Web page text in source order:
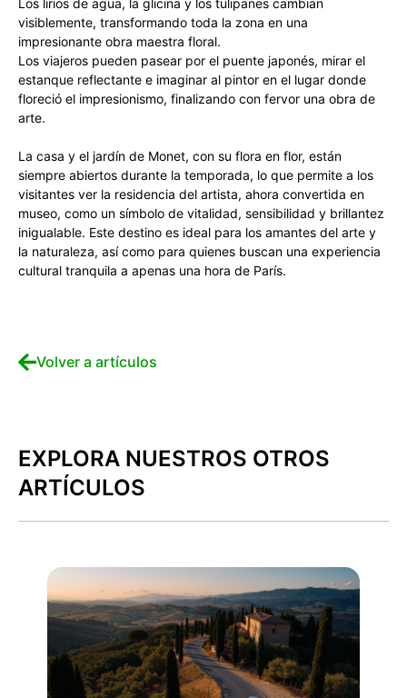
Los lirios de agua, la glicina y los tulipanes cambian
visiblemente, transformando toda la zona en una
impresionante obra maestra floral.
Los viajeros pueden pasear por el puente japonés, mirar el
estanque reflectante e imaginar al pintor en el lugar donde
floreció el impresionismo, finalizando con fervor una obra de
arte.
La casa y el jardín de Monet, con su flora en flor, están
siempre abiertos durante la temporada, lo que permite a los
visitantes ver la residencia del artista, ahora convertida en
museo, como un símbolo de vitalidad, sensibilidad y brillantez
inigualable. Este destino es ideal para los amantes del arte y
la naturaleza, así como para quienes buscan una experiencia
cultural tranquila a apenas una hora de París.
Volver a artículos
EXPLORA NUESTROS OTROS
ARTÍCULOS